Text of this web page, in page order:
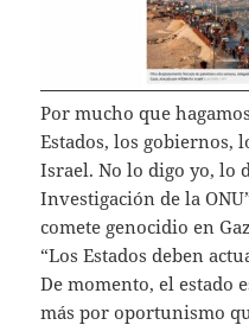
Por mucho que
Estados, los gobiernos,
Israel. No lo digo yo, lo
Investigación de la
comete genocidio en
“Los Estados deben
De momento, el estado
más por oportunismo